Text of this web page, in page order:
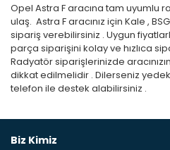
Opel Astra F aracına tam uyumlu
ulaş. Astra F aracınız için Kale ,
sipariş verebilirsiniz . Uygun
parça siparişini kolay ve hızlıca
Radyatör siparişlerinizde
dikkat edilmelidir . Dilerseniz
telefon ile destek alabilirsiniz .
Biz Kimiz